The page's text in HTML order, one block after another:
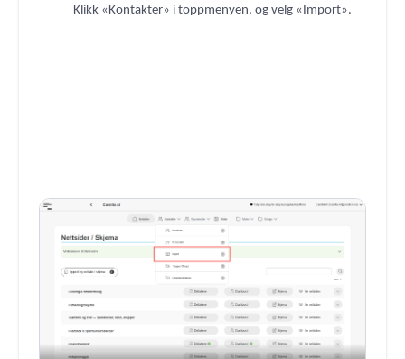
Klikk «Kontakter» i toppmenyen, og velg «Import».